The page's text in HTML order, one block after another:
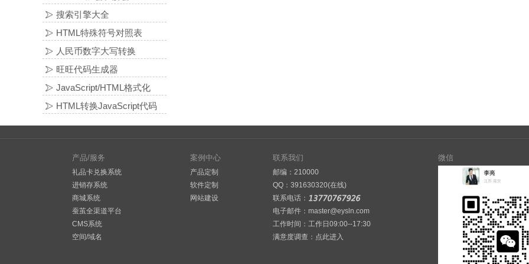
搜索引擎大全
HTML特殊符号对照表
人民币数字大写转换
旺旺代码生成器
JavaScript/HTML格式化
HTML转换JavaScript代码
产品/服务
礼品卡兑换系统
进销存系统
商城系统
蚕茧全渠道平台
CMS系统
空间/域名
案例中心
产品定制
软件定制
网站建设
联系我们
邮编：210000
QQ： 391630320(在线)
联系电话：
电子邮件：master@eysln.com
工作时间：工作日09:00--17:30
满意度调查： 点此进入
微信